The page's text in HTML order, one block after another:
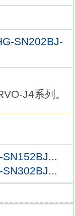
SN202BJ-
J4系列。
同步系统。
挥伺服系统